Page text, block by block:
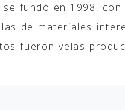
fundó en 1998,
de materiales
fueron velas